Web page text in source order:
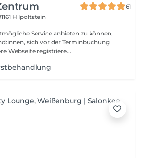
61
Hilpoltstein
Service anbieten zu können,
sich vor der Terminbuchung
Webseite registriere...